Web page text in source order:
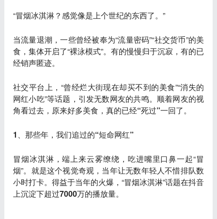
“冒烟冰淇淋？感觉像是上个世纪的东西了。”
当流量退潮，一些曾经被奉为“流量密码”“社交货币”的美
食，集体开启了“裸泳模式”。有的慢慢归于沉寂，有的已
经销声匿迹。
社交平台上，“曾经烂大街现在却买不到的美食”“消失的
网红小吃”等话题，引发无数网友的共鸣。顺着网友的视
角看过去，原来好多美食，真的已经“死过”一回了。
1、那些年，我们追过的“短命网红”
冒烟冰淇淋 ，端上来云雾缭绕，吃进嘴里口鼻一起“冒
烟”。就是这个视觉奇观，当年让无数年轻人不惜排队数
小时打卡。得益于当年的火爆，“冒烟冰淇淋”话题在抖音
上沉淀下超过7000万的播放量。